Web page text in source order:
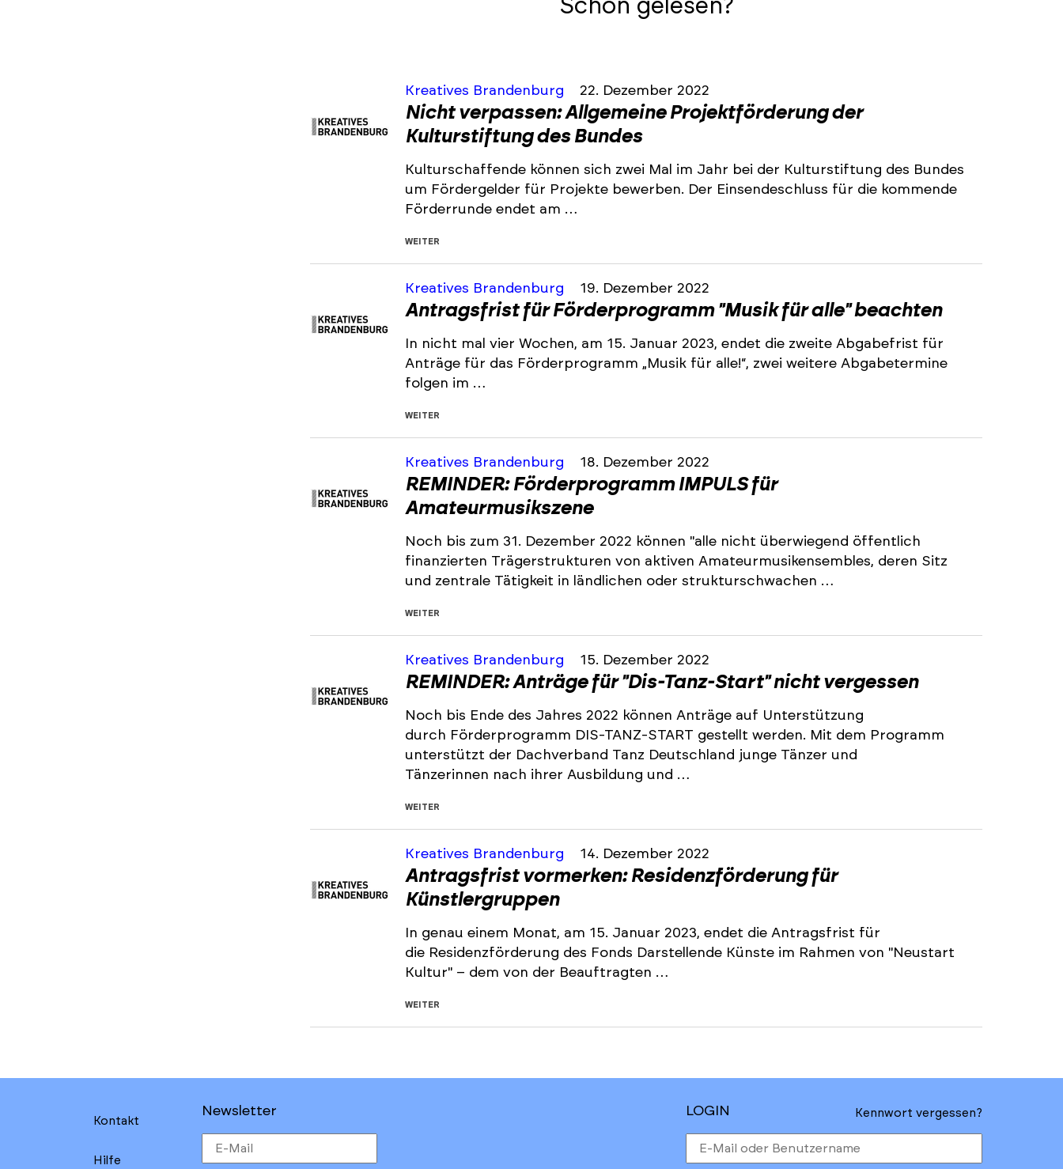
Schon gelesen?
Kreatives Brandenburg 22. Dezember 2022
Nicht verpassen: Allgemeine Projektförderung der
Kulturstiftung des Bundes
Kulturschaffende können sich zwei Mal im Jahr bei der Kulturstiftung des Bundes
um Fördergelder für Projekte bewerben. Der Einsendeschluss für die kommende
Förderrunde endet am …
WEITER
Kreatives Brandenburg 19. Dezember 2022
Antragsfrist für Förderprogramm "Musik für alle" beachten
In nicht mal vier Wochen, am 15. Januar 2023, endet die zweite Abgabefrist für
Anträge für das Förderprogramm „Musik für alle!“, zwei weitere Abgabetermine
folgen im …
WEITER
Kreatives Brandenburg 18. Dezember 2022
REMINDER: Förderprogramm IMPULS für
Amateurmusikszene
Noch bis zum 31. Dezember 2022 können "alle nicht überwiegend öffentlich
finanzierten Trägerstrukturen von aktiven Amateurmusikensembles, deren Sitz
und zentrale Tätigkeit in ländlichen oder strukturschwachen …
WEITER
Kreatives Brandenburg 15. Dezember 2022
REMINDER: Anträge für "Dis-Tanz-Start" nicht vergessen
Noch bis Ende des Jahres 2022 können Anträge auf Unterstützung
durch Förderprogramm DIS-TANZ-START gestellt werden. Mit dem Programm
unterstützt der Dachverband Tanz Deutschland junge Tänzer und
Tänzerinnen nach ihrer Ausbildung und …
WEITER
Kreatives Brandenburg 14. Dezember 2022
Antragsfrist vormerken: Residenzförderung für
Künstlergruppen
In genau einem Monat, am 15. Januar 2023, endet die Antragsfrist für
die Residenzförderung des Fonds Darstellende Künste im Rahmen von "Neustart
Kultur" – dem von der Beauftragten …
WEITER
Kontakt
Hilfe
Newsletter LOGIN Kennwort vergessen?